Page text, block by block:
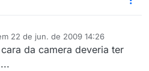
22 de jun. de 2009 14:26
por
da camera deveria ter